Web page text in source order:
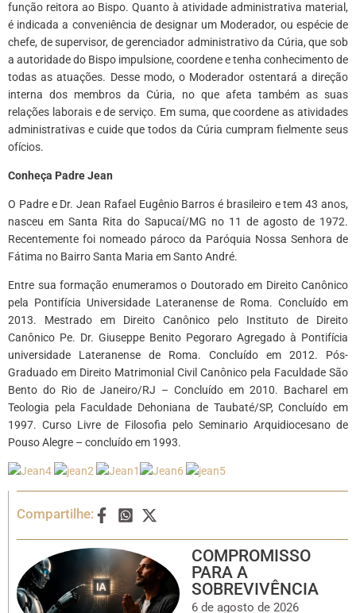
função reitora ao Bispo. Quanto à atividade administrativa material,
é indicada a conveniência de designar um Moderador, ou espécie de
chefe, de supervisor, de gerenciador administrativo da Cúria, que sob
a autoridade do Bispo impulsione, coordene e tenha conhecimento de
todas as atuações. Desse modo, o Moderador ostentará a direção
interna dos membros da Cúria, no que afeta também as suas
relações laborais e de serviço. Em suma, que coordene as atividades
administrativas e cuide que todos da Cúria cumpram fielmente seus
ofícios.
Conheça Padre Jean
O Padre e Dr. Jean Rafael Eugênio Barros é brasileiro e tem 43 anos,
nasceu em Santa Rita do Sapucaí/MG no 11 de agosto de 1972.
Recentemente foi nomeado pároco da Paróquia Nossa Senhora de
Fátima no Bairro Santa Maria em Santo André.
Entre sua formação enumeramos o Doutorado em Direito Canônico
pela Pontifícia Universidade Lateranense de Roma. Concluído em
2013. Mestrado em Direito Canônico pelo Instituto de Direito
Canônico Pe. Dr. Giuseppe Benito Pegoraro Agregado à Pontifícia
universidade Lateranense de Roma. Concluído em 2012. Pós-
Graduado em Direito Matrimonial Civil Canônico pela Faculdade São
Bento do Rio de Janeiro/RJ – Concluído em 2010. Bacharel em
Teologia pela Faculdade Dehoniana de Taubaté/SP, Concluído em
1997. Curso Livre de Filosofia pelo Seminario Arquidiocesano de
Pouso Alegre – concluído em 1993.
Compartilhe:
COMPROMISSO
PARA A
SOBREVIVÊNCIA
6 de agosto de 2026